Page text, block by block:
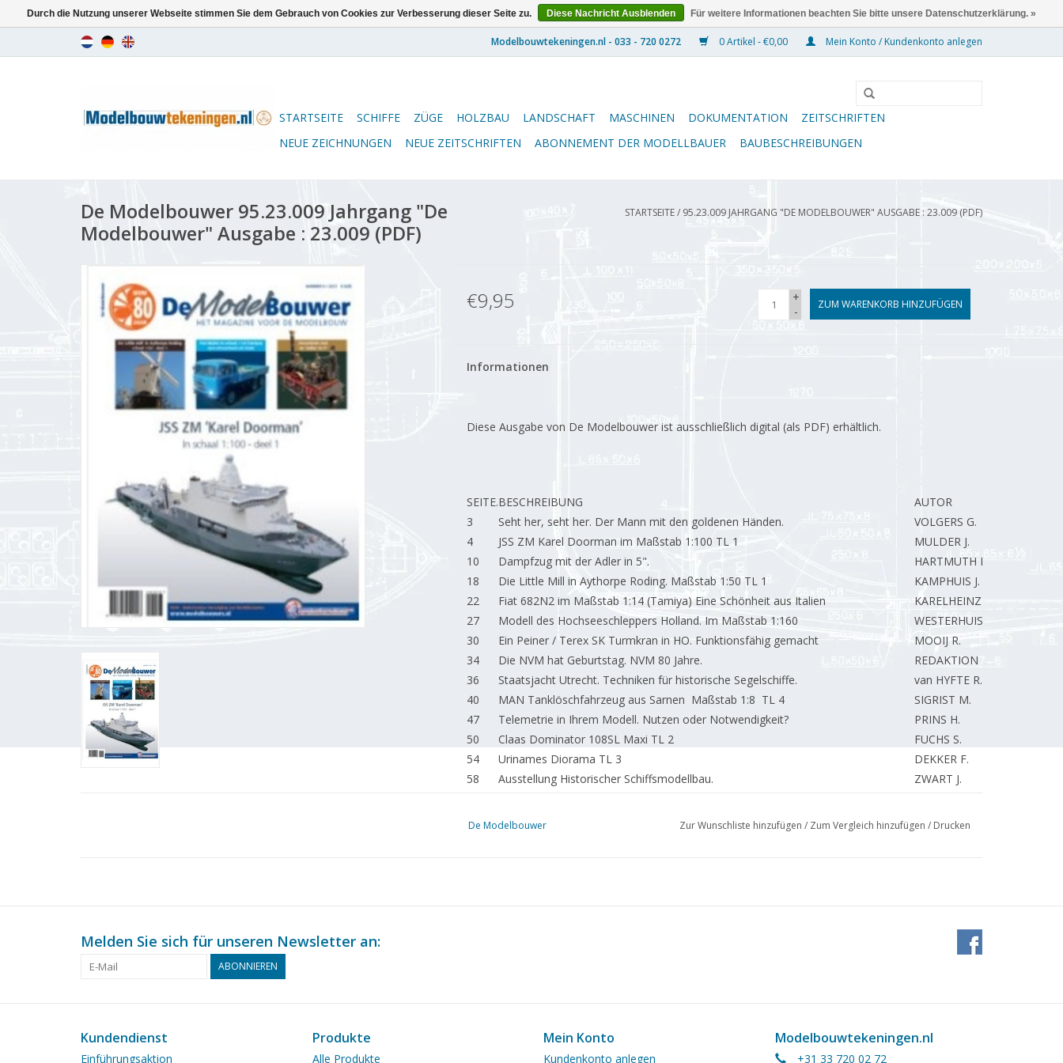
0 Artikel - €0,00 Mein Konto / Kundenkonto anlegen
STARTSEITE SCHIFFE ZÜGE HOLZBAU LANDSCHAFT MASCHINEN DOKUMENTATION
ZEITSCHRIFTEN
NEUE ZEICHNUNGEN
NEUE ZEITSCHRIFTEN ABONNEMENT DER MODELLBAUER BAUBESCHREIBUNGEN
De Modelbouwer 95.23.009 Jahrgang "De
Modelbouwer" Ausgabe : 23.009 (PDF)
STARTSEITE/ 95.23.009 JAHRGANG "DE MODELBOUWER" AUSGABE : 23.009 (PDF)
€9,95
+
-
ZUM WARENKORB HINZUFÜGEN
Informationen
Diese Ausgabe von De Modelbouwer ist ausschließlich digital (als PDF) erhältlich.
SEITE.BESCHREIBUNG
AUTOR
3
Seht her, seht her. Der Mann mit den goldenen Händen.
VOLGERS G.
4
JSS ZM Karel Doorman im Maßstab 1:100 TL 1
MULDER J.
10
Dampfzug mit der Adler in 5".
HARTMUTH L.
18
Die Little Mill in Aythorpe Roding. Maßstab 1:50 TL 1
KAMPHUIS J.
22
Fiat 682N2 im Maßstab 1:14 (Tamiya) Eine Schönheit aus Italien
KARELHEINZ K.
27
Modell des Hochseeschleppers Holland. Im Maßstab 1:160
WESTERHUIS P.
30
Ein Peiner / Terex SK Turmkran in HO. Funktionsfähig gemacht
MOOIJ R.
34
Die NVM hat Geburtstag. NVM 80 Jahre.
REDAKTION
36
Staatsjacht Utrecht. Techniken für historische Segelschiffe.
van HYFTE R.
40
MAN Tanklöschfahrzeug aus Sarnen Maßstab 1:8 TL 4
SIGRIST M.
47
Telemetrie in Ihrem Modell. Nutzen oder Notwendigkeit?
PRINS H.
50
Claas Dominator 108SL Maxi TL 2
FUCHS S.
54
Urinames Diorama TL 3
DEKKER F.
58
Ausstellung Historischer Schiffsmodellbau.
ZWART J.
64
Neues aus dem Zeichnungsarchiv.
KAMMAN F.
De Modelbouwer Zur Wunschliste hinzufügen / Zum Vergleich hinzufügen / Drucken
Melden Sie sich für unseren Newsletter an:
ABONNIEREN
Kundendienst
Einführungsaktion
Produkte
Alle Produkte
Mein Konto
Kundenkonto anlegen
Modelbouwtekeningen.nl
+31 33 720 02 72
Durch die Nutzung unserer Webseite stimmen Sie dem Gebrauch von Cookies zur Verbesserung dieser Seite zu. Diese Nachricht Ausblenden Für weitere Informationen beachten Sie bitte unsere Datenschutzerklärung. »